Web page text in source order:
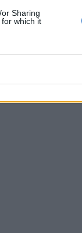
Sharing
which it